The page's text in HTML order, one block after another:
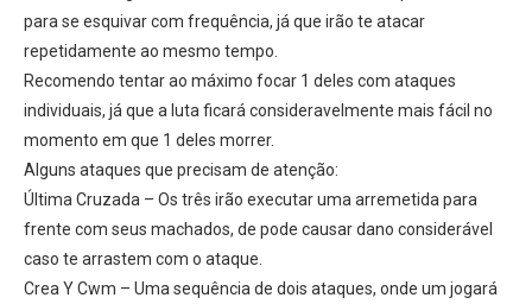
para se esquivar com frequência, já que irão te atacar
repetidamente ao mesmo tempo.
Recomendo tentar ao máximo focar 1 deles com ataques
individuais, já que a luta ficará consideravelmente mais fácil no
momento em que 1 deles morrer.
Alguns ataques que precisam de atenção:
Última Cruzada – Os três irão executar uma arremetida para
frente com seus machados, de pode causar dano considerável
caso te arrastem com o ataque.
Crea Y Cwm – Uma sequência de dois ataques, onde um jogará